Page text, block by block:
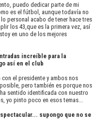
puedo dedicar parte de mi
es el fútbol, aunque todavía no
personal acabo de tener hace tres
los 43,que es la primera vez, así
en uno de los mejores
increíble para la
así en el club
el presidente y ambos nos
pero también es porque nos
sentido identificada con nuestro
yo pinto poco en esos temas...
supongo que no se